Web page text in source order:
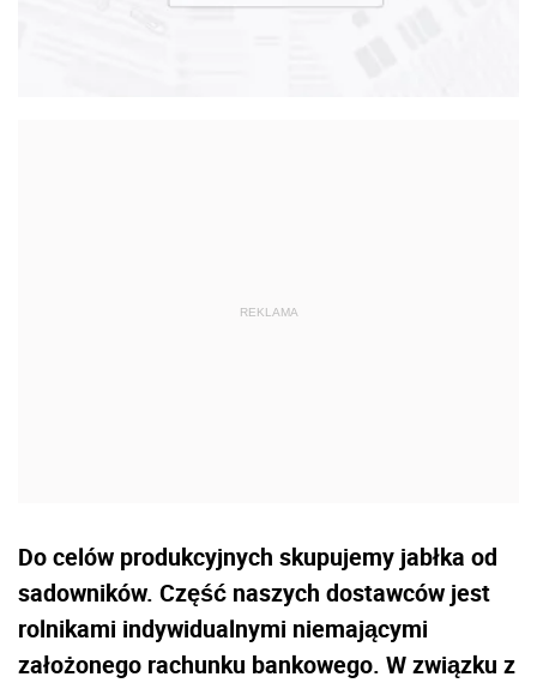
Do celów produkcyjnych skupujemy jabłka od
sadowników. Część naszych dostawców jest
rolnikami indywidualnymi niemającymi
założonego rachunku bankowego. W związku z